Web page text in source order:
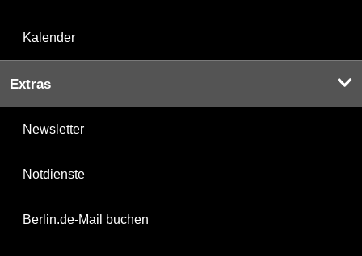
Kalender
Extras
Newsletter
Notdienste
Berlin.de-Mail buchen